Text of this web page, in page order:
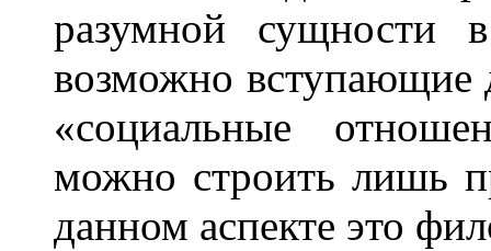
разумной
возможно вступающие
«социальные
можно строить лишь
данном аспекте это